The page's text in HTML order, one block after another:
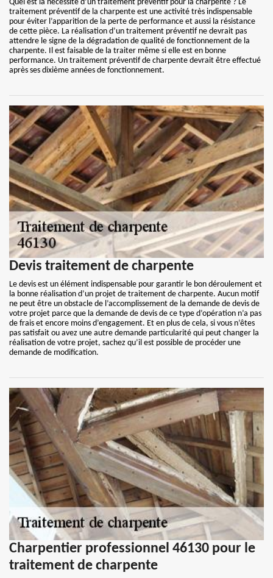
Quel est la nécessité d’un traitement préventif pour la charpente ? Le
traitement préventif de la charpente est une activité très indispensable
pour éviter l’apparition de la perte de performance et aussi la résistance
de cette pièce. La réalisation d’un traitement préventif ne devrait pas
attendre le signe de la dégradation de qualité de fonctionnement de la
charpente. Il est faisable de la traiter même si elle est en bonne
performance. Un traitement préventif de charpente devrait être effectué
après ses dixième années de fonctionnement.
Devis traitement de charpente
Le devis est un élément indispensable pour garantir le bon déroulement et
la bonne réalisation d’un projet de traitement de charpente. Aucun motif
ne peut être un obstacle de l’accomplissement de la demande de devis de
votre projet parce que la demande de devis de ce type d’opération n’a pas
de frais et encore moins d’engagement. Et en plus de cela, si vous n’êtes
pas satisfait ou avez une autre demande particularité qui peut changer la
réalisation de votre projet, sachez qu’il est possible de procéder une
demande de modification.
Charpentier professionnel 46130 pour le
traitement de charpente